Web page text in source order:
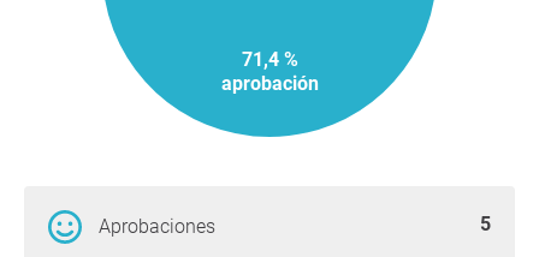
71,4 %
aprobación
Aprobaciones 5